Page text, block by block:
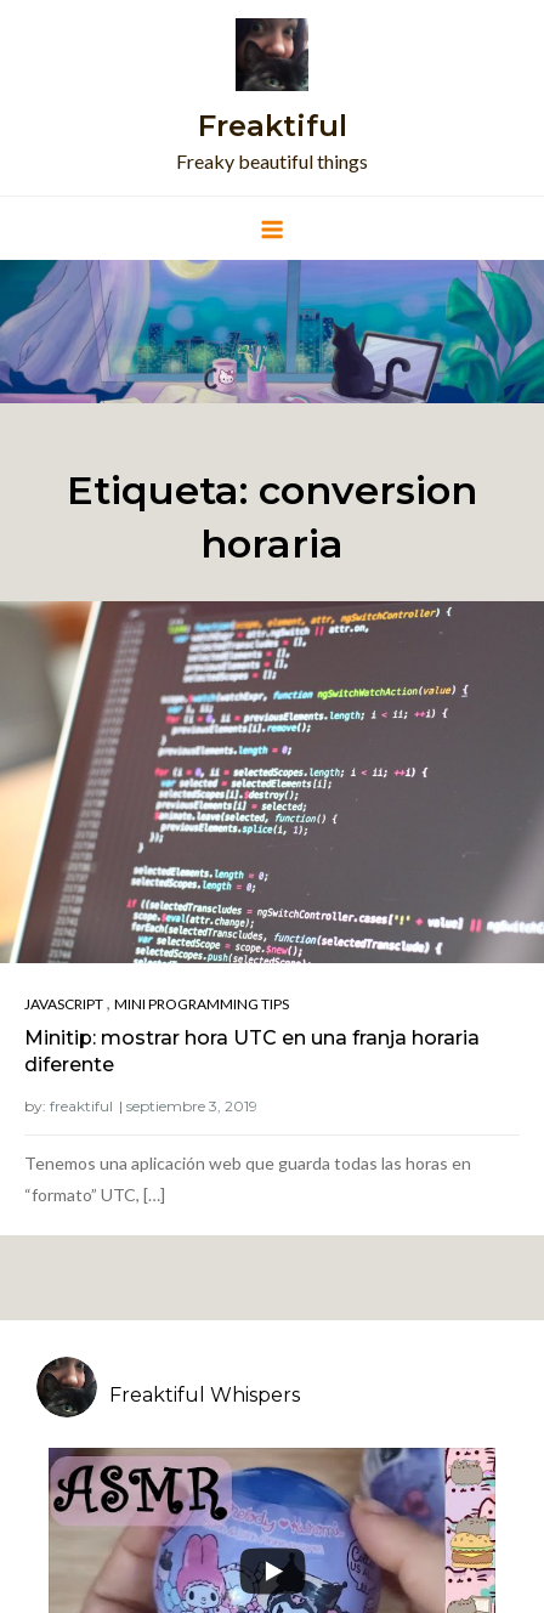
Freaktiful
Freaky beautiful things
Etiqueta: conversion
horaria
JAVASCRIPT , MINI PROGRAMMING TIPS
Minitip: mostrar hora UTC en una franja horaria
diferente
by: freaktiful
Tenemos una aplicación web que guarda todas las horas en
“formato” UTC, […]
Freaktiful Whispers